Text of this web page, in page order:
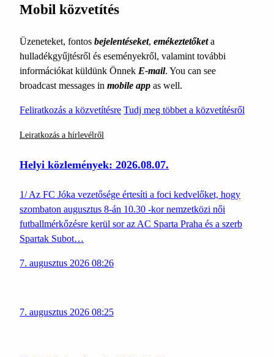
Mobil közvetítés
Üzeneteket, fontos bejelentéseket, emékeztetőketa
hulladékgyűjtésről és eseményekről, valamint további
információkat küldünk Önnek E-mail. You can see
broadcast messages in mobile app as well.
Feliratkozás a közvetítésre Tudj meg többet a közvetítésről
Leiratkozás a hírlevélről
Helyi közlemények: 2026.08.07.
1/ Az FC Jóka vezetősége értesíti a foci kedvelőket, hogy
szombaton augusztus 8-án 10.30 -kor nemzetközi női
futballmérkőzésre kerül sor az AC Sparta Praha és a szerb
Spartak Subot…
7. augusztus 2026 08:26
7. augusztus 2026 08:25